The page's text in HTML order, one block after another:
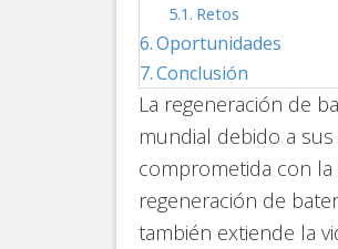
Retos
Oportunidades
Conclusión
La regeneración de
mundial debido a
comprometida con la
regeneración de
también extiende la